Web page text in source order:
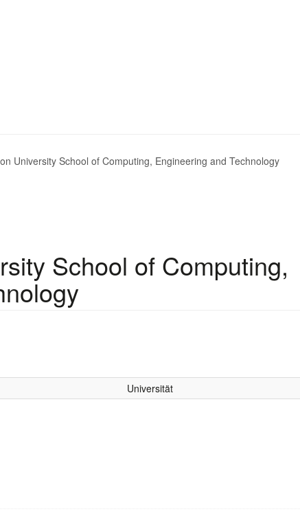
University School of Computing, Engineering and Technology
School of Computing,
Universität